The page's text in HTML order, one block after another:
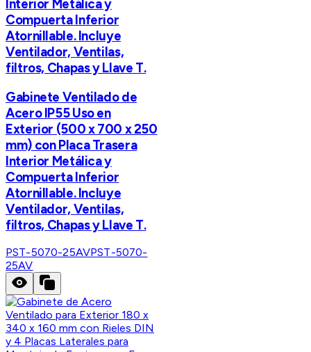
Interior Metálica y
Compuerta Inferior
Atornillable. Incluye
Ventilador, Ventilas,
filtros, Chapas y Llave T.
Gabinete Ventilado de
Acero IP55 Uso en
Exterior (500 x 700 x 250
mm) con Placa Trasera
Interior Metálica y
Compuerta Inferior
Atornillable. Incluye
Ventilador, Ventilas,
filtros, Chapas y Llave T.
PST-5070-25AVPST-5070-
25AV